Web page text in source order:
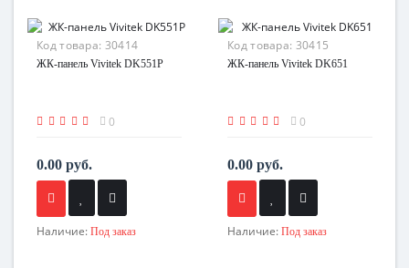
Код товара: 30414
ЖК-панель Vivitek DK551P
0
0.00 руб.
Наличие: Под заказ
Код товара: 30415
ЖК-панель Vivitek DK651
0
0.00 руб.
Наличие: Под заказ